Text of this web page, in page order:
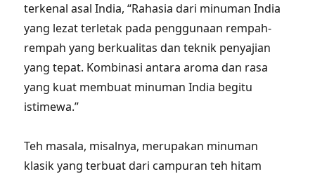
terkenal asal India, “Rahasia dari minuman India
yang lezat terletak pada penggunaan rempah-
rempah yang berkualitas dan teknik penyajian
yang tepat. Kombinasi antara aroma dan rasa
yang kuat membuat minuman India begitu
istimewa.”
Teh masala, misalnya, merupakan minuman
klasik yang terbuat dari campuran teh hitam